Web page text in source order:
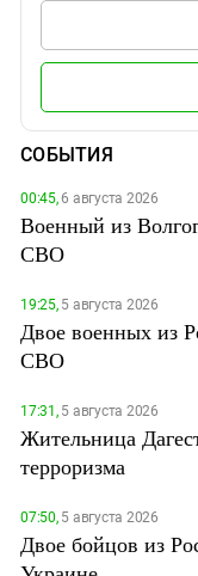
СОБЫТИЯ
00:45,6 августа 2026
Военный из
СВО
19:25,5 августа 2026
Двое военных из
СВО
17:31,5 августа 2026
Жительница
терроризма
07:50,5 августа 2026
Двое бойцов из